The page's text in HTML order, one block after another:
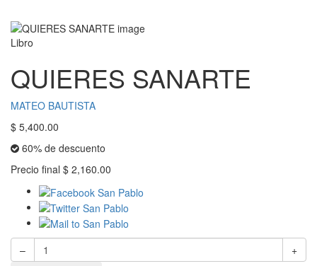
Libro
QUIERES SANARTE
MATEO BAUTISTA
$ 5,400.00
60% de descuento
Precio final $ 2,160.00
–
+